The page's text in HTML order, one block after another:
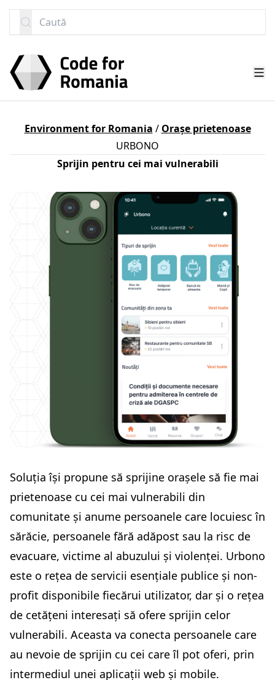
Caută
Environment for Romania / Orașe prietenoase
URBONO
Sprijin pentru cei mai vulnerabili
Soluția își propune să sprijine orașele să fie mai
prietenoase cu cei mai vulnerabili din
comunitate și anume persoanele care locuiesc în
sărăcie, persoanele fără adăpost sau la risc de
evacuare, victime al abuzului și violenței. Urbono
este o rețea de servicii esențiale publice și non-
profit disponibile fiecărui utilizator, dar și o rețea
de cetățeni interesați să ofere sprijin celor
vulnerabili. Aceasta va conecta persoanele care
au nevoie de sprijin cu cei care îl pot oferi, prin
intermediul unei aplicații web și mobile.